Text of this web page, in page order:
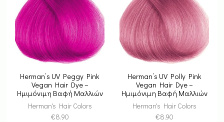
Herman’s UV Peggy Pink
Vegan Hair Dye –
Ημιμόνιμη Βαφή Μαλλιών
Herman's Hair Colors
€8.90
Herman’s UV Polly Pink
Vegan Hair Dye –
Ημιμόνιμη Βαφή Μαλλιών
Herman's Hair Colors
€8.90